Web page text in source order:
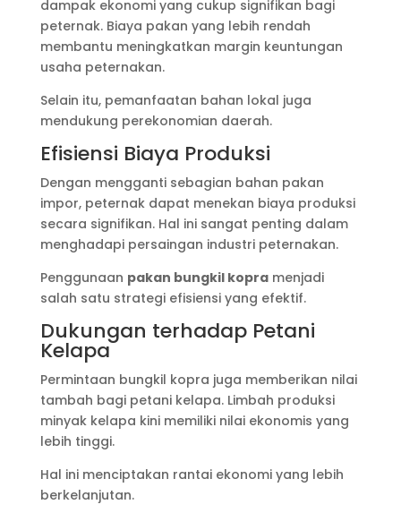
dampak ekonomi yang cukup signifikan bagi
peternak. Biaya pakan yang lebih rendah
membantu meningkatkan margin keuntungan
usaha peternakan.
Selain itu, pemanfaatan bahan lokal juga
mendukung perekonomian daerah.
Efisiensi Biaya Produksi
Dengan mengganti sebagian bahan pakan
impor, peternak dapat menekan biaya produksi
secara signifikan. Hal ini sangat penting dalam
menghadapi persaingan industri peternakan.
Penggunaan pakan bungkil kopramenjadi
salah satu strategi efisiensi yang efektif.
Dukungan terhadap Petani
Kelapa
Permintaan bungkil kopra juga memberikan nilai
tambah bagi petani kelapa. Limbah produksi
minyak kelapa kini memiliki nilai ekonomis yang
lebih tinggi.
Hal ini menciptakan rantai ekonomi yang lebih
berkelanjutan.